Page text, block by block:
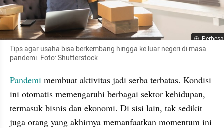
Tips agar usaha bisa berkembang hingga ke luar negeri di masa
pandemi. Foto: Shutterstock
Pandemi membuat aktivitas jadi serba terbatas. Kondisi
ini otomatis memengaruhi berbagai sektor kehidupan,
termasuk bisnis dan ekonomi. Di sisi lain, tak sedikit
juga orang yang akhirnya memanfaatkan momentum ini